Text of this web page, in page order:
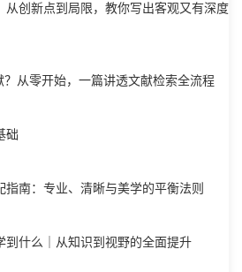
从创新点到局限，教你写出客观又有深度
？从零开始，一篇讲透文献检索全流程
础
指南：专业、清晰与美学的平衡法则
到什么｜从知识到视野的全面提升